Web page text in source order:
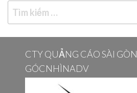
Tìm
kiếm
cho:
CTY QUẢNG CÁO SÀI GÒN
GÓCNHÌNADV